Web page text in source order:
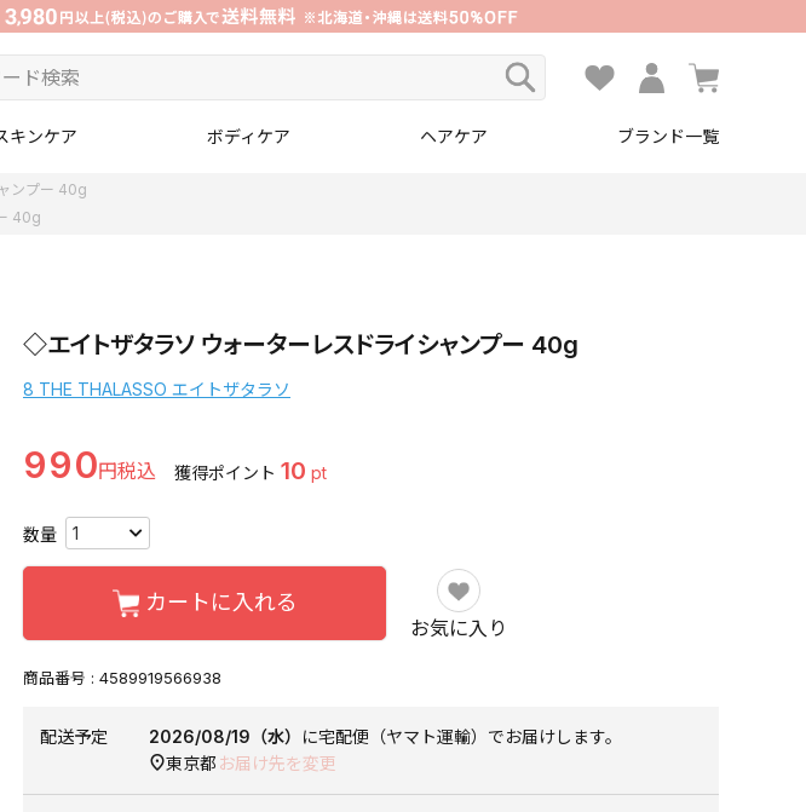
キンケア ボディケア ヘアケア ブランド一覧
ンプー 40g
40g
◇エイトザタラソ ウォーターレスドライシャンプー 40g
8 THE THALASSO エイトザタラソ
990 獲得ポイント 10 pt
お気に入り
カートに入れる
商品番号 4589919566938
配送予定 2026/08/19（水） に宅配便（ヤマト運輸） でお届けします。
東京都 お届け先を変更